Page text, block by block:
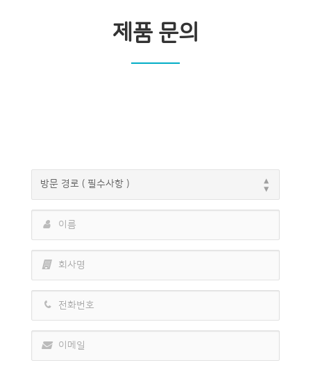
제품 문의